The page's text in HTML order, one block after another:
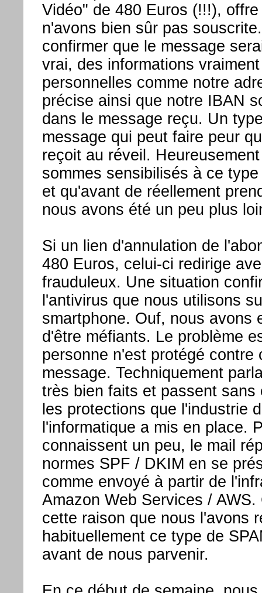
Vidéo" de 480 Euros (!!!),
n'avons bien sûr pas
confirmer que le message
vrai, des informations vraiment
personnelles comme notre
précise ainsi que notre IBAN
dans le message reçu. Un
message qui peut faire peur
reçoit au réveil.
sommes sensibilisés à ce
et qu'avant de réellement
nous avons été un peu plus
Si un lien d'annulation de
480 Euros, celui-ci redirige
frauduleux. Une situation
l'antivirus que nous utilisons
smartphone. Ouf, nous avons
d'être méfiants. Le problème
personne n'est protégé contre
message. Techniquement
très bien faits et passent sans
les protections que l'industrie
l'informatique a mis en place.
connaissent un peu, le mail
normes SPF / DKIM en se
comme envoyé à partir de
Amazon Web Services / AWS.
cette raison que nous l'avons
habituellement ce type de
avant de nous parvenir.